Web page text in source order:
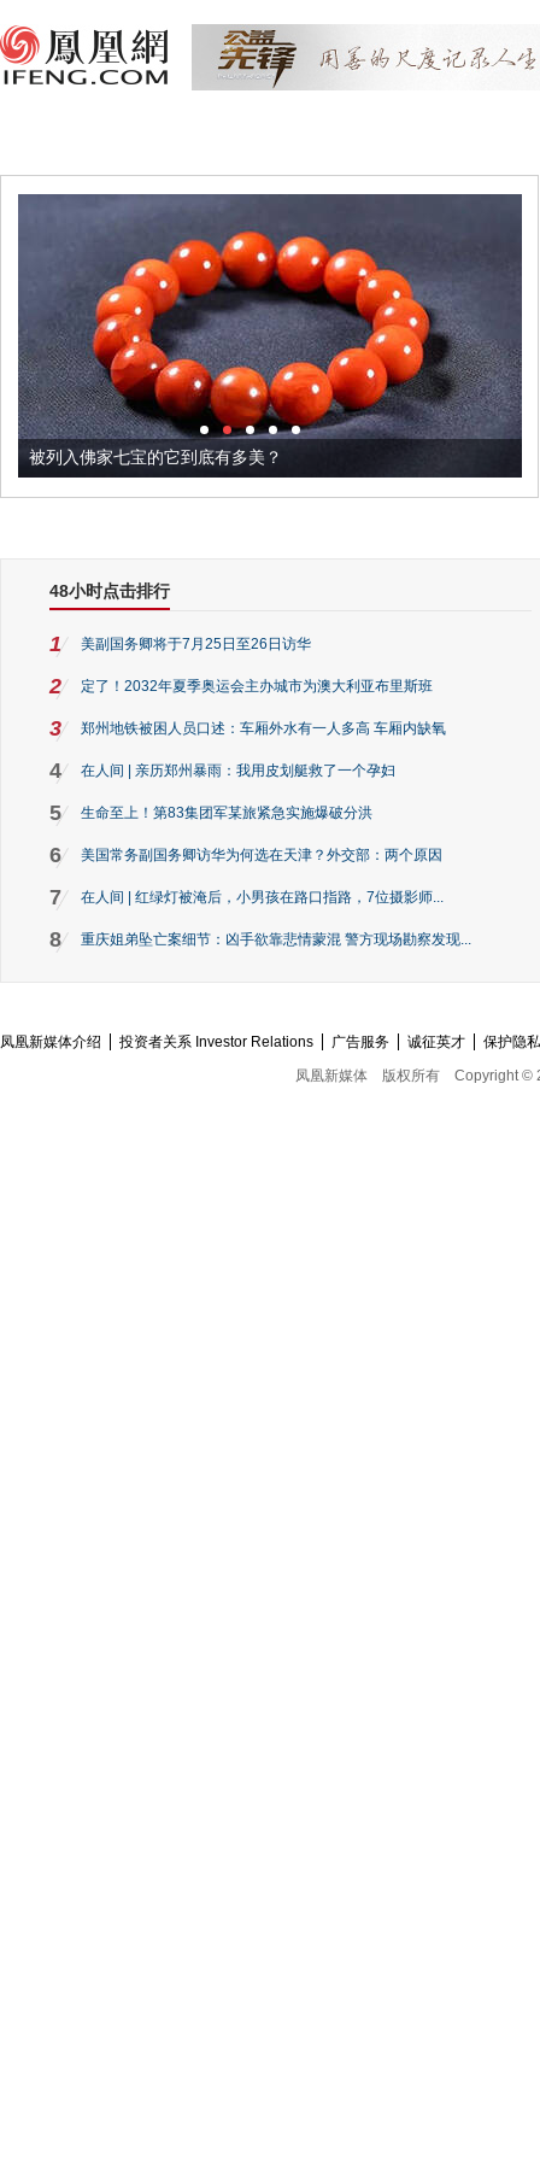
被列入佛家七宝的它到底有多美？
48小时点击排行
1 美副国务卿将于7月25日至26日访华
2 定了！2032年夏季奥运会主办城市为澳大利亚布里斯班
3 郑州地铁被困人员口述：车厢外水有一人多高 车厢内缺氧
4 在人间 | 亲历郑州暴雨：我用皮划艇救了一个孕妇
5 生命至上！第83集团军某旅紧急实施爆破分洪
6 美国常务副国务卿访华为何选在天津？外交部：两个原因
7 在人间 | 红绿灯被淹后，小男孩在路口指路，7位摄影师...
8 重庆姐弟坠亡案细节：凶手欲靠悲情蒙混 警方现场勘察发现...
凤凰新媒体介绍 投资者关系 Investor Relations 广告服务 诚征英才
保护隐
凤凰新媒体
版权所有 Copyright ©